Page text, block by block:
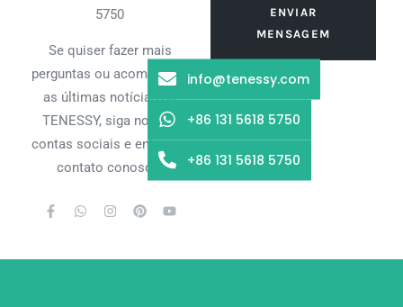
5750
Se quiser fazer mais
perguntas ou acompanhar
as últimas notícias da
TENESSY, siga nossas
contas sociais e entre em
contato conosco.
ENVIAR
MENSAGEM
info@tenessy.com
+86 131 5618 5750
+86 131 5618 5750